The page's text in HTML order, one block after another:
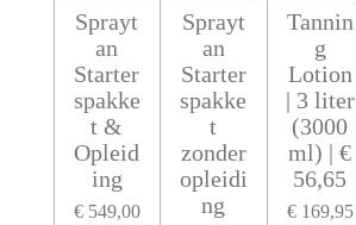
Sprayt
an
Starter
spakke
t &
Opleid
ing
€ 549,00
Sprayt
an
Starter
spakke
t
zonder
opleidi
ng
Tannin
g
Lotion
| 3 liter
(3000
ml) | €
56,65
€ 169,95